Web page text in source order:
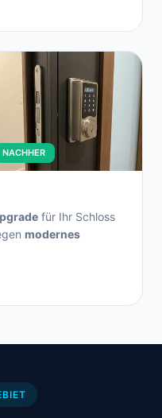
NACHHER
für Ihr Schloss
modernes